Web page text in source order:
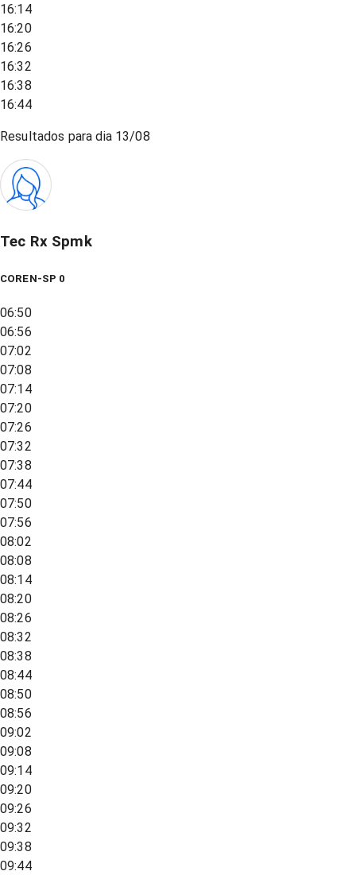
16:14
16:20
16:26
16:32
16:38
16:44
Resultados para dia 13/08
Tec Rx Spmk
COREN-SP 0
06:50
06:56
07:02
07:08
07:14
07:20
07:26
07:32
07:38
07:44
07:50
07:56
08:02
08:08
08:14
08:20
08:26
08:32
08:38
08:44
08:50
08:56
09:02
09:08
09:14
09:20
09:26
09:32
09:38
09:44